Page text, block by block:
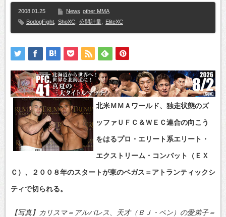
2008.01.25 News other MMA
BodogFight
ShoXC 公開計量 EliteXC
北米ＭＭＡワールド、独走状態のズ
ッファＵＦＣ＆ＷＥＣ連合の向こう
をはるプロ・エリート系エリート・
エクストリーム・コンバット（ＥＸ
Ｃ）、２００８年のスタートが東のベガス＝アトランティックシ
ティで切られる。
【写真】カリスマ＝アルバレス、天才（ＢＪ・ペン）の愛弟子＝